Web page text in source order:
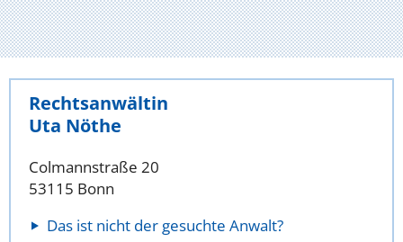
Rechtsanwältin
Uta Nöthe
Colmannstraße 20
53115 Bonn
Das ist nicht der gesuchte Anwalt?